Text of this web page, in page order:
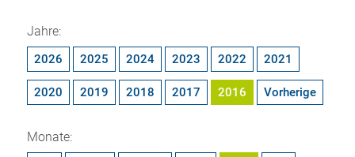
Jahre:
2026 2025 2024 2023 2022 2021
2020 2019 2018 2017 2016 Vorherige
Monate: